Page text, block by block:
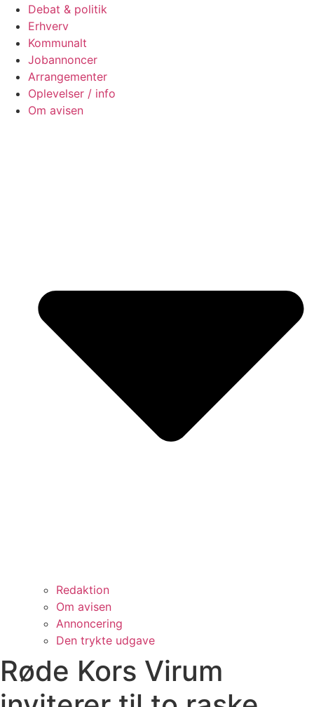
Debat & politik
Erhverv
Kommunalt
Jobannoncer
Arrangementer
Oplevelser / info
Om avisen
Redaktion
Om avisen
Annoncering
Den trykte udgave
Røde Kors Virum